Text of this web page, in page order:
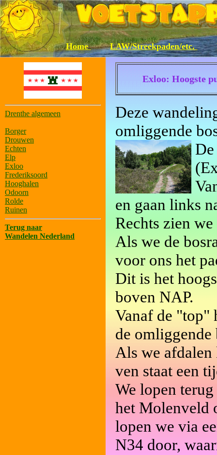
Home LAW/Streekpaden/etc.
Drenthe algemeen
Borger
Drouwen
Echten
Elp
Exloo
Frederiksoord
Hooghalen
Odoorn
Rolde
Ruinen
Terug naar
Wandelen Nederland
Exloo: Hoogste
Deze
omliggende
en gaan links
Rechts zien
Als we de
voor ons het
Dit is het
boven NAP.
Vanaf de "top"
de omliggende
Als we
ven staat een
We lopen
het Molenveld
lopen we via
N34 door,